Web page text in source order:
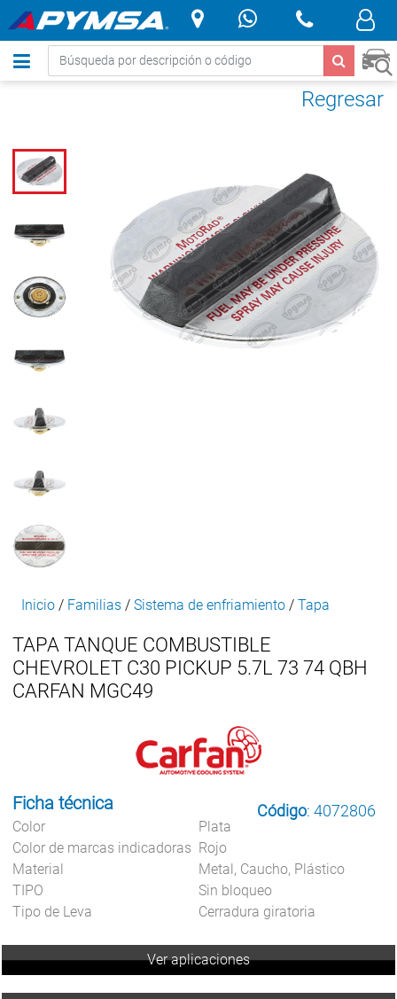
.
Regresar
Inicio / Familias / Sistema de enfriamiento / Tapa
TAPA TANQUE COMBUSTIBLE
CHEVROLET C30 PICKUP 5.7L 73 74 QBH
CARFAN MGC49
Código: 4072806
Ficha técnica
Color
Plata
Color de marcas indicadoras Rojo
Material
Metal, Caucho, Plástico
TIPO
Sin bloqueo
Tipo de Leva
Cerradura giratoria
Ver aplicaciones